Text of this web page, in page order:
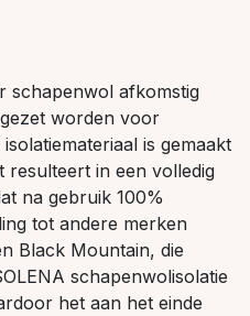
schapenwol afkomstig
worden voor
is gemaakt
resulteert in een volledig
na gebruik 100%
tot andere merken
Black Mountain, die
schapenwolisolatie
het aan het einde